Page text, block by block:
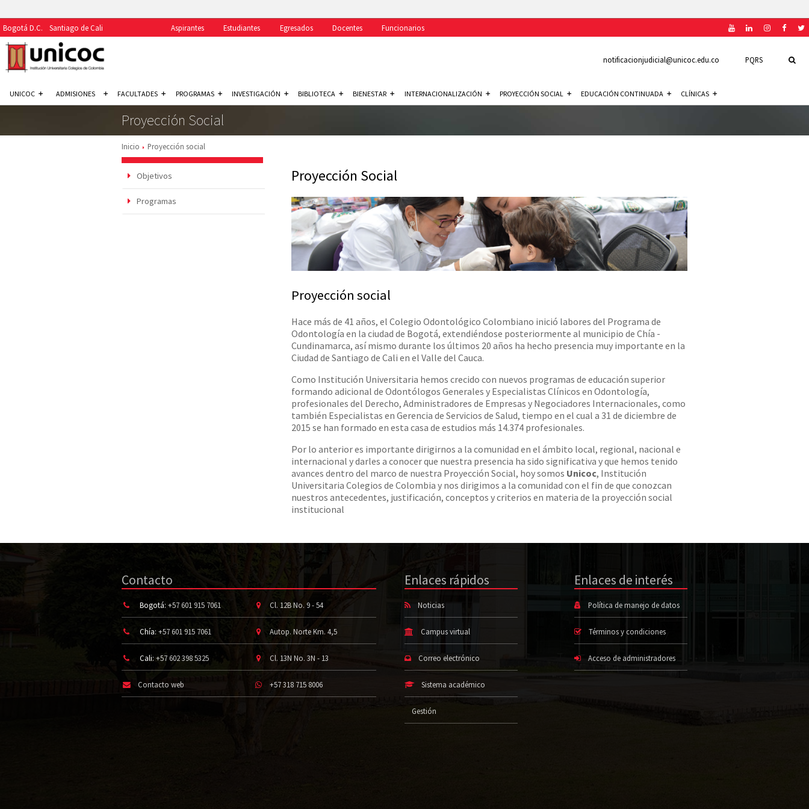
Bogotá D.C. Santiago de Cali Aspirantes Estudiantes Egresados Docentes Funcionarios
PQRS
notificacionjudicial@unicoc.edu.co
UNICOC ADMISIONES FACULTADES PROGRAMAS INVESTIGACIÓN BIBLIOTECA BIENESTAR INTERNACIONALIZACIÓN PROYECCIÓN SOCIAL EDUCACIÓN CONTINUADA CLÍNICAS
Proyección Social
Inicio Proyección social
Objetivos
Programas
Proyección Social
Proyección social
Hace más de 41 años, el Colegio Odontológico Colombiano inició labores del Programa de
Odontología en la ciudad de Bogotá, extendiéndose posteriormente al municipio de Chía -
Cundinamarca, así mismo durante los últimos 20 años ha hecho presencia muy importante en la
Ciudad de Santiago de Cali en el Valle del Cauca.
Como Institución Universitaria hemos crecido con nuevos programas de educación superior
formando adicional de Odontólogos Generales y Especialistas Clínicos en Odontología,
profesionales del Derecho, Administradores de Empresas y Negociadores Internacionales, como
también Especialistas en Gerencia de Servicios de Salud, tiempo en el cual a 31 de diciembre de
2015 se han formado en esta casa de estudios más 14.374 profesionales.
Por lo anterior es importante dirigirnos a la comunidad en el ámbito local, regional, nacional e
internacional y darles a conocer que nuestra presencia ha sido significativa y que hemos tenido
avances dentro del marco de nuestra Proyección Social, hoy somos Unicoc, Institución
Universitaria Colegios de Colombia y nos dirigimos a la comunidad con el fin de que conozcan
nuestros antecedentes, justificación, conceptos y criterios en materia de la proyección social
institucional
Contacto
Bogotá: +57 601 915 7061 Cl. 12B No. 9 - 54
Chía: +57 601 915 7061 Autop. Norte Km. 4,5
Cali: +57 602 398 5325 Cl. 13N No. 3N - 13
Contacto web +57 318 715 8006
Enlaces rápidos
Noticias
Campus virtual
Correo electrónico
Sistema académico
Gestión
Enlaces de interés
Política de manejo de datos
Términos y condiciones
Acceso de administradores